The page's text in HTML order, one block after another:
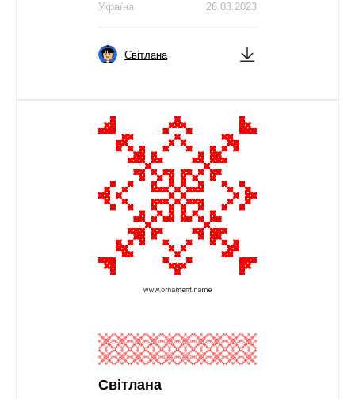
26.03.2023
Україна
Світлана
Світлана